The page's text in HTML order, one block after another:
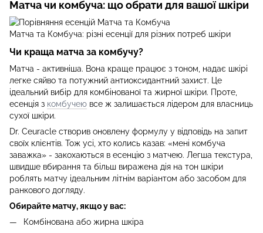
Матча чи комбуча: що обрати для вашої шкіри
Матча та Комбуча: різні есенції для різних потреб шкіри
Чи краща матча за комбучу?
Матча - активніша. Вона краще працює з тоном, надає шкірі
легке сяйво та потужний антиоксидантний захист. Це
ідеальний вибір для комбінованої та жирної шкіри. Проте,
есенція з комбучею все ж залишається лідером для власниць
сухої шкіри.
Dr. Ceuracle створив оновлену формулу у відповідь на запит
своїх клієнтів. Тож усі, хто колись казав: «мені комбуча
заважка» - закохаються в есенцію з матчею. Легша текстура,
швидше вбирання та більш виражена дія на тон шкіри
роблять матчу ідеальним літнім варіантом або засобом для
ранкового догляду.
Обирайте матчу, якщо у вас:
Комбінована або жирна шкіра